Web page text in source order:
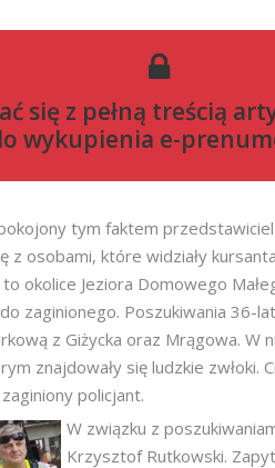
się z pełną treścią
wykupienia e-
tym faktem przedstawiciel
z osobami, które widziały
okolice Jeziora Domowego
zaginionego. Poszukiwania 36-
z Giżycka oraz Mrągowa. W
znajdowały się ludzkie zwłoki.
policjant.
W związku z
Krzysztof Rutkowski.